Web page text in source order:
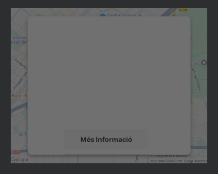
Més Informació
Accepta